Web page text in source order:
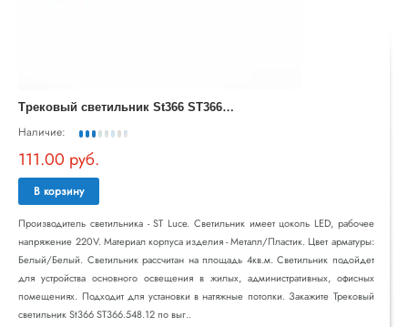
Т
рековый светильник St366 ST366.548.12
Наличие:
111.00 руб.
В корзину
Производитель светильника - ST Luce. Светильник имеет цоколь LED, рабочее
напряжение 220V. Материал корпуса изделия - Металл/Пластик. Цвет арматуры:
Белый/Белый. Светильник рассчитан на площадь 4кв.м. Светильник подойдет
для устройства основного освещения в жилых, административных, офисных
помещениях. Подходит для установки в натяжные потолки. Закажите Трековый
светильник St366 ST366.548.12 по выг..